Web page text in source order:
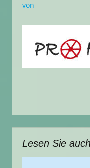
von
Lesen Sie auch